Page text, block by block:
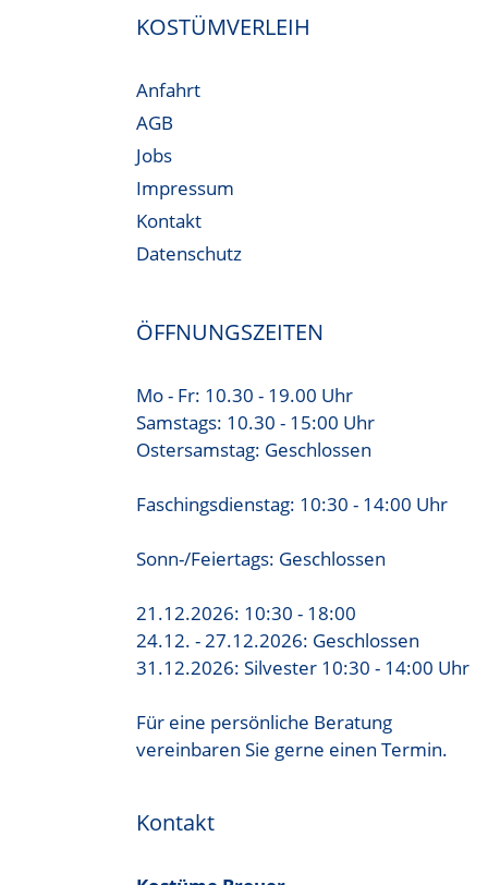
KOSTÜMVERLEIH
Anfahrt
AGB
Jobs
Impressum
Kontakt
Datenschutz
ÖFFNUNGSZEITEN
Mo - Fr: 10.30 - 19.00 Uhr
Samstags: 10.30 - 15:00 Uhr
Ostersamstag: Geschlossen
Faschingsdienstag: 10:30 - 14:00 Uhr
Sonn-/Feiertags: Geschlossen
21.12.2026: 10:30 - 18:00
24.12. - 27.12.2026: Geschlossen
31.12.2026: Silvester 10:30 - 14:00 Uhr
Für eine persönliche Beratung
vereinbaren Sie gerne einen Termin.
Kontakt